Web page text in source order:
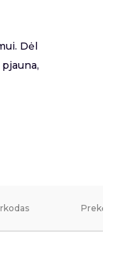
Dėl
Prekės